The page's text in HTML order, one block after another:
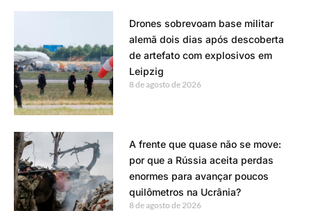
Drones sobrevoam base militar
alemã dois dias após descoberta
de artefato com explosivos em
Leipzig
8 de agosto de 2026
A frente que quase não se move:
por que a Rússia aceita perdas
enormes para avançar poucos
quilômetros na Ucrânia?
8 de agosto de 2026